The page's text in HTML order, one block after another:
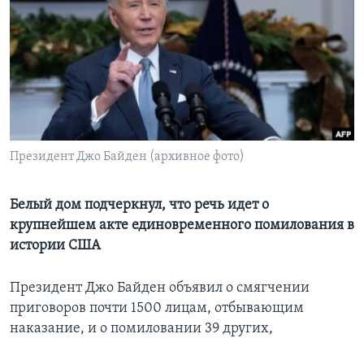
Learning English
СОЦИАЛЬНЫЕ СЕТИ
Президент Джо Байден (архивное фото)
Белый дом подчеркнул, что речь идет о
крупнейшем акте единовременного помилования в
истории США
Президент Джо Байден объявил о смягчении
приговоров почти 1500 лицам, отбывающим
наказание, и о помиловании 39 других,